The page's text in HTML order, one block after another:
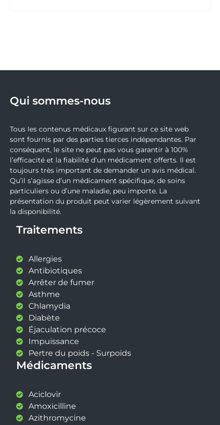
Qui sommes-nous
Tous les contenus médicaux figurant sur ce site web
sont fournis par des parties tierces indépendantes. Par
conséquent, le site ne peut pas vous garantir à 100%
l’efficacité et la fiabilité d’un médicament offerts. Il est
toujours très important de demander un avis médical.
Qu’il s’agisse d’un médicament spécifique, de soins
particuliers ou d’une maladie, peu importe. La
présentation du produit peut varier légèrement suivant
la disponibilité.
Traitements
Allergies
Antibiotiques
Arrêter de fumer
Asthme
Chlamydia
Diabète
Éjaculation précoce
Impuissance
Pertre du poids - Surpoids
Médicaments
Aciclovir
Amoxicilline
Azithromycine